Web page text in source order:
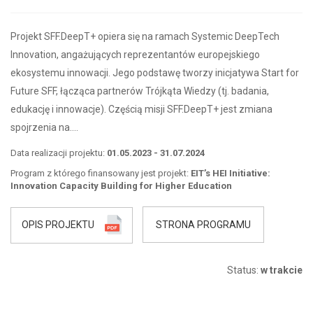
Projekt SFF.DeepT+ opiera się na ramach Systemic DeepTech
Innovation, angażujących reprezentantów europejskiego
ekosystemu innowacji. Jego podstawę tworzy inicjatywa Start for
Future SFF, łącząca partnerów Trójkąta Wiedzy (tj. badania,
edukację i innowacje). Częścią misji SFF.DeepT+ jest zmiana
spojrzenia na….
Data realizacji projektu: 01.05.2023 - 31.07.2024
Program z którego finansowany jest projekt: EIT’s HEI Initiative:
Innovation Capacity Building for Higher Education
OPIS PROJEKTU STRONA PROGRAMU
Status: w trakcie